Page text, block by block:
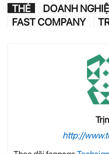
THẺ DOANH
FAST COMPANY
http://